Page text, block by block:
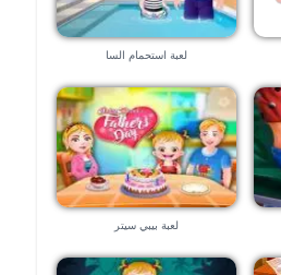
لعبة استحمام السا
لعبة بيبي سيتر